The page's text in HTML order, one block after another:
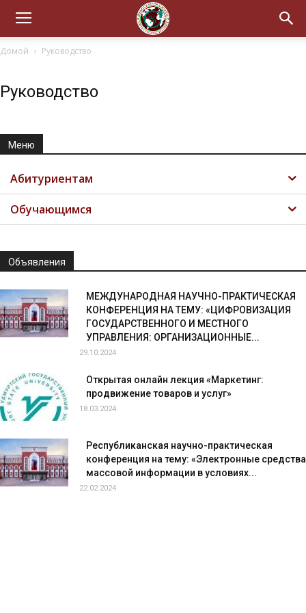
Домой Руководство
Руководство
Меню
Абитуриентам
Обучающимся
Объявления
МЕЖДУНАРОДНАЯ НАУЧНО-ПРАКТИЧЕСКАЯ
КОНФЕРЕНЦИЯ НА ТЕМУ: «ЦИФРОВИЗАЦИЯ
ГОСУДАРСТВЕННОГО И МЕСТНОГО
УПРАВЛЕНИЯ: ОРГАНИЗАЦИОННЫЕ...
29.10.2024
Открытая онлайн лекция «Маркетинг:
продвижение товаров и услуг»
18.03.2024
Республиканская научно-практическая
конференция на тему: «Электронные средства
массовой информации в условиях...
22.02.2024